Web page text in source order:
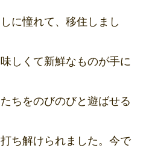
に憧れて、移住しまし
しくて新鮮なものが手に
ちをのびのびと遊ばせる
ち解けられました。今で